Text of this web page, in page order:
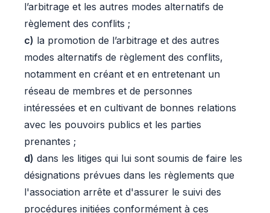
l’arbitrage et les autres modes alternatifs de
règlement des conflits ;
c) la promotion de l’arbitrage et des autres
modes alternatifs de règlement des conflits,
notamment en créant et en entretenant un
réseau de membres et de personnes
intéressées et en cultivant de bonnes relations
avec les pouvoirs publics et les parties
prenantes ;
d) dans les litiges qui lui sont soumis de faire les
désignations prévues dans les règlements que
l'association arrête et d'assurer le suivi des
procédures initiées conformément à ces